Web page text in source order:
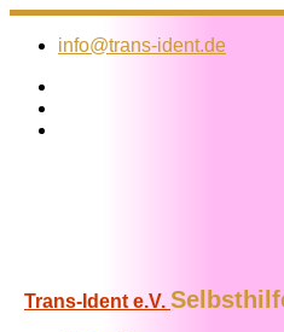
Zum
Inhalt
info@trans-ident.de
Trans-Ident e.V.